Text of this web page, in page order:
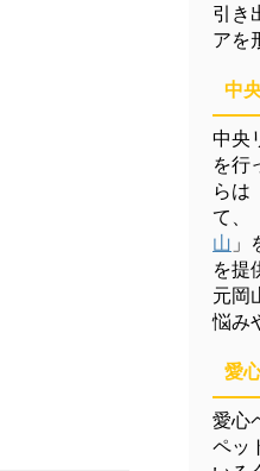
引き
アを
中
中央
を行
らは
て、
山 」
を提
元岡
悩み
愛
愛心
ペッ